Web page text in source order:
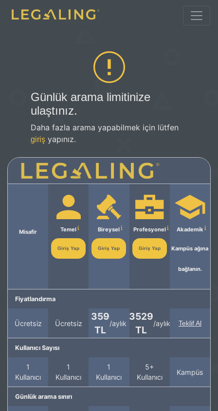
Günlük arama limitinize
ulaştınız.
Daha fazla arama yapabilmek için lütfen
giriş yapınız.
Misafir Temel
Giriş Yap
Bireysel
Giriş Yap
Profesyonel
Giriş Yap
Akademik
Kampüs ağına
bağlanın.
Fiyatlandırma
Ücretsiz Ücretsiz
359
TL
/aylık
3529
TL
/aylık Teklif Al
Kullanıcı Sayısı
1
Kullanıcı
1
Kullanıcı
1
Kullanıcı
5+
Kullanıcı
Kampüs
Günlük arama sınırı